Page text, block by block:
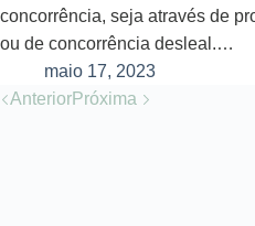
concorrência, seja através de
ou de concorrência desleal.…
maio 17, 2023
AnteriorPróxima